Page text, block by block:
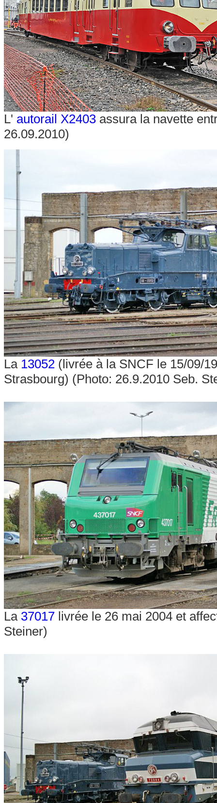
L' autorail X2403 assura la navette
26.09.2010)
La 13052 (livrée à la SNCF le 15/09/
Strasbourg) (Photo: 26.9.2010 Seb.
La 37017 livrée le 26 mai 2004 et
Steiner)